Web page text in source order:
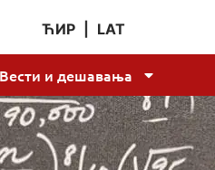
ЋИР LAT
Вести и дешавања